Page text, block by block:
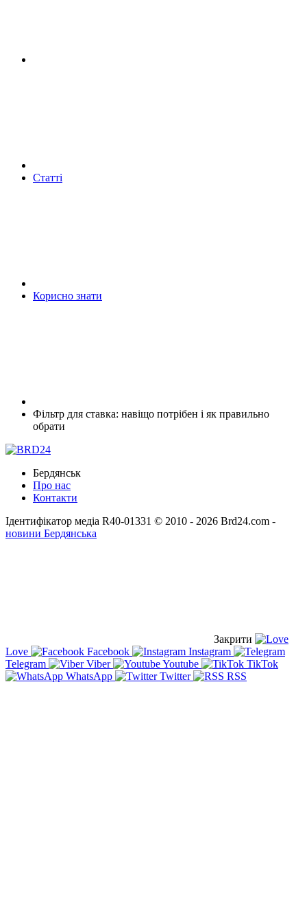
Статті
Корисно знати
Фільтр для ставка: навіщо потрібен і як правильно
обрати
Бердянськ
Про нас
Контакти
Ідентифікатор медіа R40-01331 © 2010 - 2026 Brd24.com -
новини Бердянська
Закрити
Love
Facebook
Instagram
Telegram
Viber Youtube
TikTok
WhatsApp
Twitter RSS